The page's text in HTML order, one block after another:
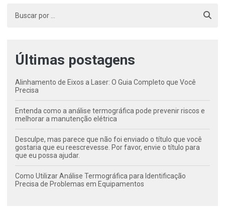
Últimas postagens
Alinhamento de Eixos a Laser: O Guia Completo que Você
Precisa
Entenda como a análise termográfica pode prevenir riscos e
melhorar a manutenção elétrica
Desculpe, mas parece que não foi enviado o título que você
gostaria que eu reescrevesse. Por favor, envie o título para
que eu possa ajudar.
Como Utilizar Análise Termográfica para Identificação
Precisa de Problemas em Equipamentos